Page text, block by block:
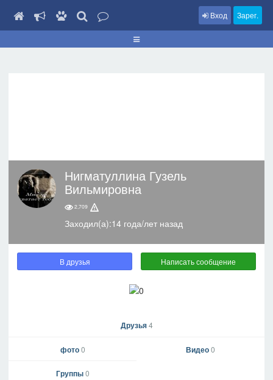
Вход Зарег.
Нигматуллина Гузель
Вильмировна
2,709
Заходил(а):14 года/лет назад
В друзья Написать сообщение
Друзья4
фото0 Видео0
Группы0